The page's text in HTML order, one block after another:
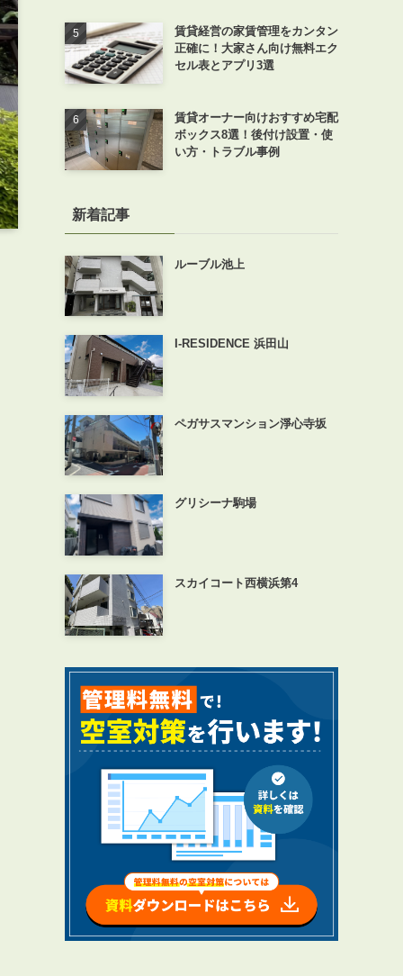
賃貸経営の家賃管理をカンタン
正確に！大家さん向け無料エク
セル表とアプリ3選
賃貸オーナー向けおすすめ宅配
ボックス8選！後付け設置・使
い方・トラブル事例
新着記事
ルーブル池上
I-RESIDENCE 浜田山
ペガサスマンション淨心寺坂
グリシーナ駒場
スカイコート西横浜第4